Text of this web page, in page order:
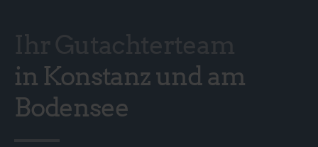
in Konstanz und am
Bodensee